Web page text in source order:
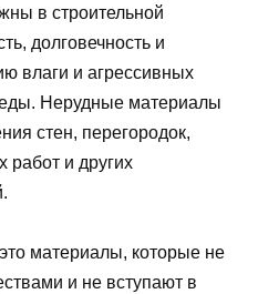
в строительной
долговечность и
влаги и агрессивных
Нерудные материалы
стен, перегородок,
работ и других
материалы, которые не
и не вступают в